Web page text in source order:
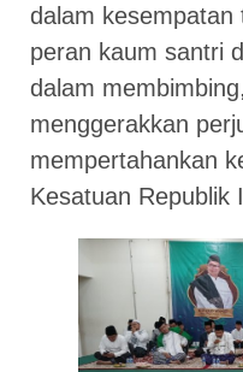
dalam kesempatan
peran kaum santri
dalam
menggerakkan
mempertahankan
Kesatuan Republik